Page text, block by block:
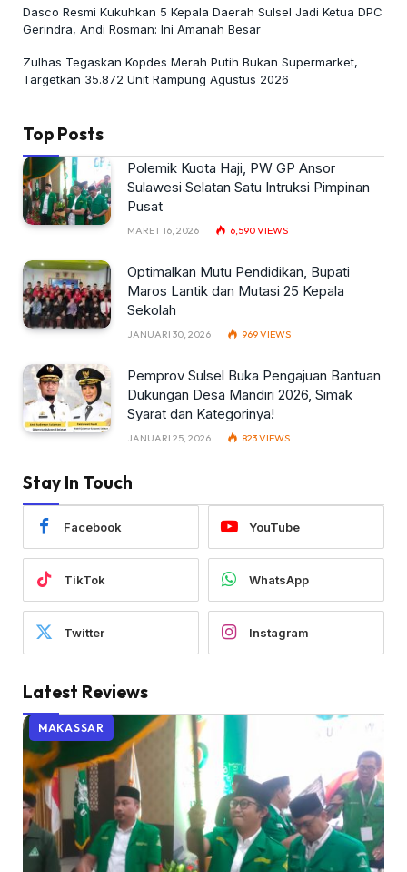
Dasco Resmi Kukuhkan 5 Kepala Daerah Sulsel Jadi Ketua DPC
Gerindra, Andi Rosman: Ini Amanah Besar
Zulhas Tegaskan Kopdes Merah Putih Bukan Supermarket,
Targetkan 35.872 Unit Rampung Agustus 2026
Top Posts
Polemik Kuota Haji, PW GP Ansor
Sulawesi Selatan Satu Intruksi Pimpinan
Pusat
MARET 16, 2026 6,590VIEWS
Optimalkan Mutu Pendidikan, Bupati
Maros Lantik dan Mutasi 25 Kepala
Sekolah
JANUARI 30, 2026 969VIEWS
Pemprov Sulsel Buka Pengajuan Bantuan
Dukungan Desa Mandiri 2026, Simak
Syarat dan Kategorinya!
JANUARI 25, 2026 823VIEWS
Stay In Touch
Facebook YouTube
TikTok WhatsApp
Twitter Instagram
Latest Reviews
MAKASSAR